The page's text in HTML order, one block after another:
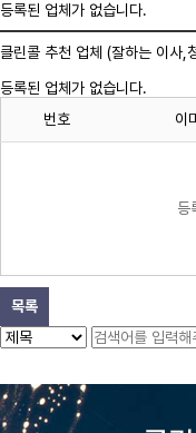
등록된 업체가 없습니다.
클린콜 추천 업체 (잘하는 이사,
등록된 업체가 없습니다.
번호
이
등
목록